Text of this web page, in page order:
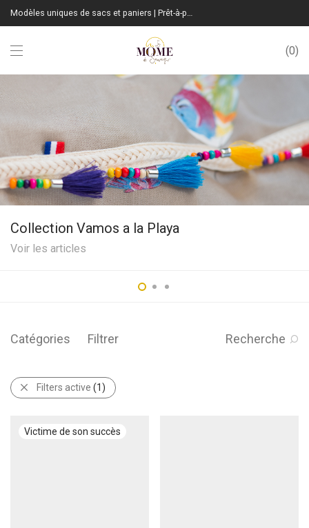
Modèles uniques de sacs et paniers | Prêt-à-porter sur mesure | Fabrication Française
0
Collection Vamos a la Playa
Voir les articles
Catégories Filtrer Recherche
Filters active (1)